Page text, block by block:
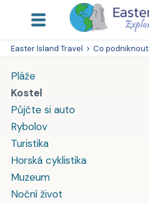
Easter Island Travel > Co podniknout
Pláže
Kostel
Půjčte si auto
Rybolov
Turistika
Horská cyklistika
Muzeum
Noční život